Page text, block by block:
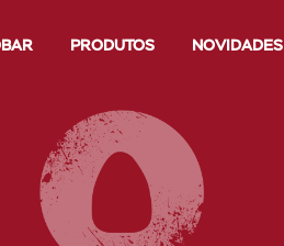
PRODUTOS NOVIDADES